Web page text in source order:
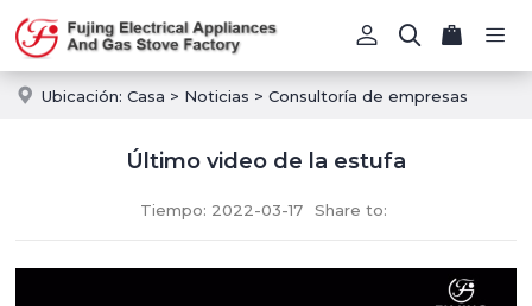
Ubicación:Casa > Noticias >Consultoría de empresas
Último video de la estufa
Tiempo: 2022-03-17 Share to: